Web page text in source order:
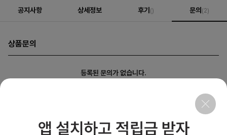
공지사항 상세정보 후기() 문의(2)
상품문의
등록된 문의가 없습니다.